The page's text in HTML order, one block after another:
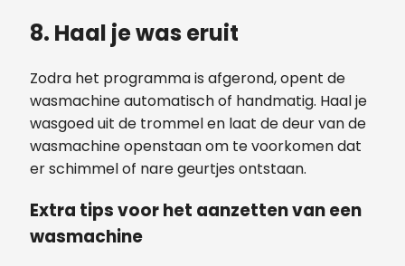
8. Haal je was eruit
Zodra het programma is afgerond, opent de
wasmachine automatisch of handmatig. Haal je
wasgoed uit de trommel en laat de deur van de
wasmachine openstaan om te voorkomen dat
er schimmel of nare geurtjes ontstaan.
Extra tips voor het aanzetten van een
wasmachine